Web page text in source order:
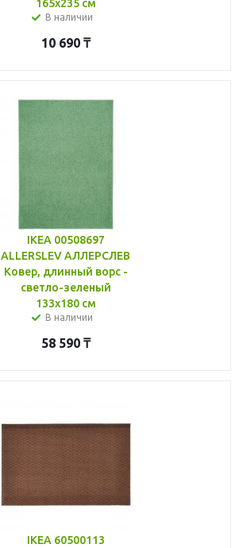
165x235 см
В наличии
10 690₸
IKEA 00508697
ALLERSLEV АЛЛЕРСЛЕВ
Ковер, длинный ворс -
светло-зеленый
133x180 см
В наличии
58 590₸
IKEA 60500113